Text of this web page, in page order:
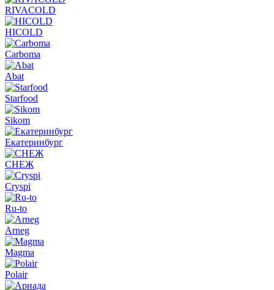
RIVACOLD
HICOLD
Carboma
Abat
Starfood
Sikom
Екатеринбург
СНЕЖ
Cryspi
Ru-to
Arneg
Magma
Polair